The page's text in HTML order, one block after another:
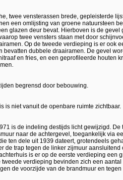
twee vensterassen brede, gepleisterde
een omlijsting van groene natuursteen
glazen deur bevat. Hierboven is de
twee vensters staan met door
Op de tweede verdieping is er ook
bevatten dubbele draairamen. De gevel
en fries, en een geprofileerde houten
begrensd door bebouwing.
is niet vanuit de openbare ruimte zichtbaar.
is de indeling destijds licht gewijzigd.
naar de achtergevel, toegankelijk via
ten dele uit 1939 dateert, grotendeels
de trap tegen de linker zijmuur
is er op de eerste verdieping een
tweede verdieping bevinden zich een
de voorzijde van de brandmuur en